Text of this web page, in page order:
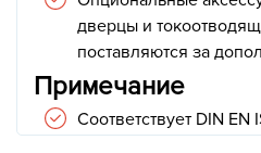
дверцы и
поставляются за
Примечание
Соответствует DIN EN